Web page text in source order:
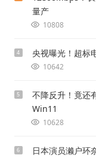
量产
10808
4 央视曝光！超标
10642
5
不降反升！竟还
Win11
10628
6 日本演员濑户环